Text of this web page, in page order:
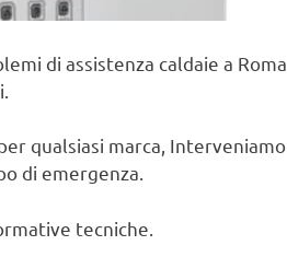
di assistenza caldaie a Roma
qualsiasi marca, Interveniamo
di emergenza.
tecniche.